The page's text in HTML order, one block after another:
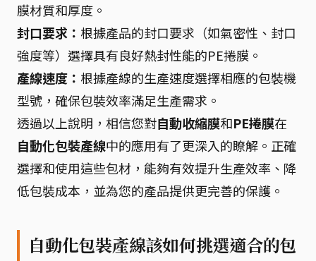
膜材質和厚度。
封口要求： 根據產品的封口要求（如氣密性、封口
強度等）選擇具有良好熱封性能的PE捲膜。
產線速度： 根據產線的生產速度選擇相應的包裝機
型號，確保包裝效率滿足生產需求。
透過以上說明，相信您對自動收縮膜和PE捲膜在
自動化包裝產線中的應用有了更深入的瞭解。正確
選擇和使用這些包材，能夠有效提升生產效率、降
低包裝成本，並為您的產品提供更完善的保護。
自動化包裝產線該如何挑選適合的包